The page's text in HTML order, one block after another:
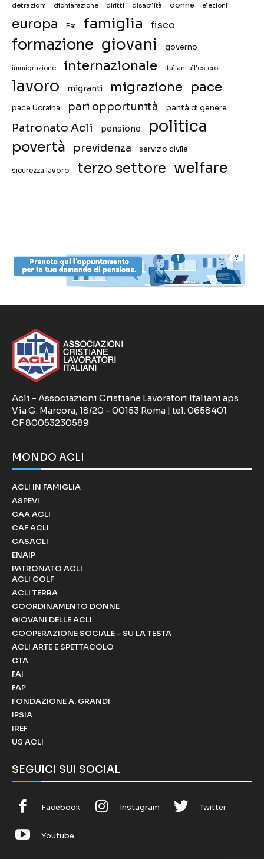
detrazioni dichiarazione diritti disabilità donne elezioni
europa Fai famiglia fisco
formazione giovani governo
immigrazione internazionale italiani all'estero
lavoro migranti migrazione pace
pace Ucraina pari opportunità parità di genere
Patronato Acli pensione politica
povertà previdenza servizio civile
sicurezza lavoro terzo settore welfare
Acli - Associazioni Cristiane Lavoratori Italiani aps
Via G. Marcora, 18/20 - 00153 Roma | tel. 0658401
CF 80053230589
MONDO ACLI
ACLI IN FAMIGLIA
ASPEVI
CAA ACLI
CAF ACLI
CASACLI
ENAIP
PATRONATO ACLI
ACLI COLF
ACLI TERRA
COORDINAMENTO DONNE
GIOVANI DELLE ACLI
COOPERAZIONE SOCIALE - SU LA TESTA
ACLI ARTE E SPETTACOLO
CTA
FAI
FAP
FONDAZIONE A. GRANDI
IPSIA
IREF
US ACLI
SEGUICI SUI SOCIAL
Facebook Instagram Twitter
Youtube